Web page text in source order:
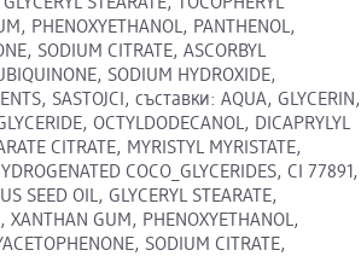
PHENOXYETHANOL, PANTHENOL,
SODIUM CITRATE, ASCORBYL
SODIUM HYDROXIDE,
SASTOJCI, съставки: AQUA, GLYCERIN,
OCTYLDODECANOL, DICAPRYLYL
CITRATE, MYRISTYL MYRISTATE,
COCO_GLYCERIDES, CI 77891,
SEED OIL, GLYCERYL STEARATE,
XANTHAN GUM, PHENOXYETHANOL,
SODIUM CITRATE,